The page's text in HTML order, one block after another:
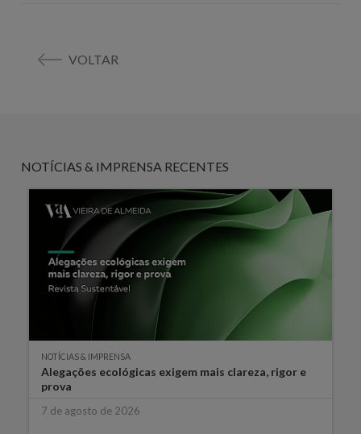
VOLTAR
NOTÍCIAS & IMPRENSA RECENTES
NOTÍCIAS & IMPRENSA
Alegações ecológicas exigem mais clareza, rigor e
prova
7 de agosto de 2026